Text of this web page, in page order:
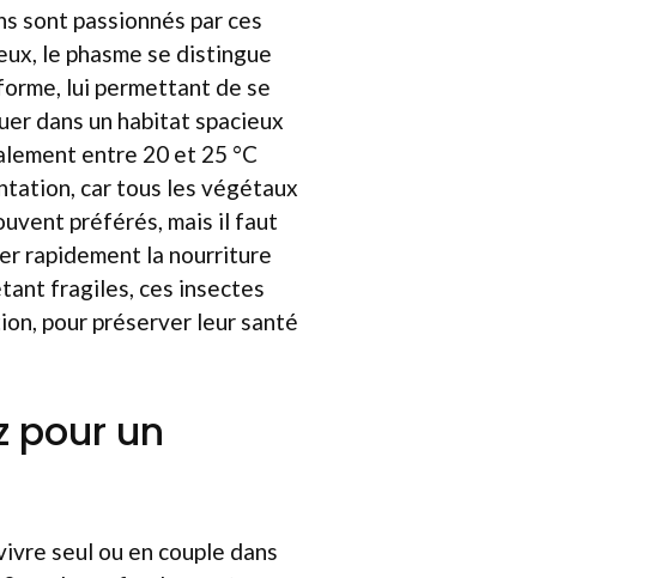
sont passionnés par ces
le phasme se distingue
lui permettant de se
dans un habitat spacieux
entre 20 et 25 °C
car tous les végétaux
préférés, mais il faut
rapidement la nourriture
fragiles, ces insectes
pour préserver leur santé
pour un
seul ou en couple dans